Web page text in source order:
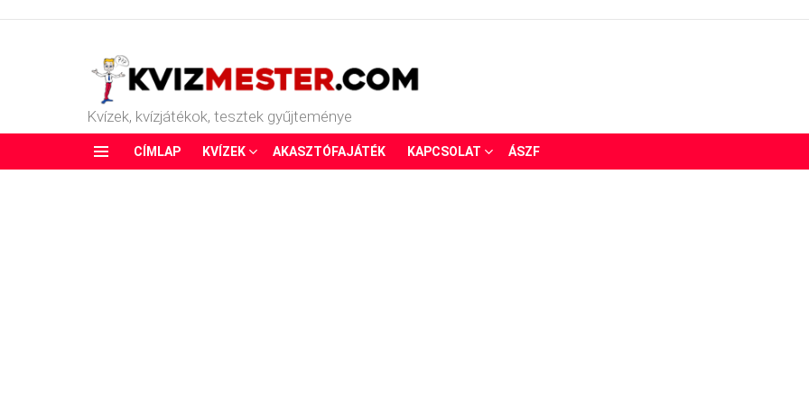
Kvízek, kvízjátékok, tesztek gyűjteménye
CÍMLAP KVÍZEK AKASZTÓFAJÁTÉK KAPCSOLAT ÁSZF